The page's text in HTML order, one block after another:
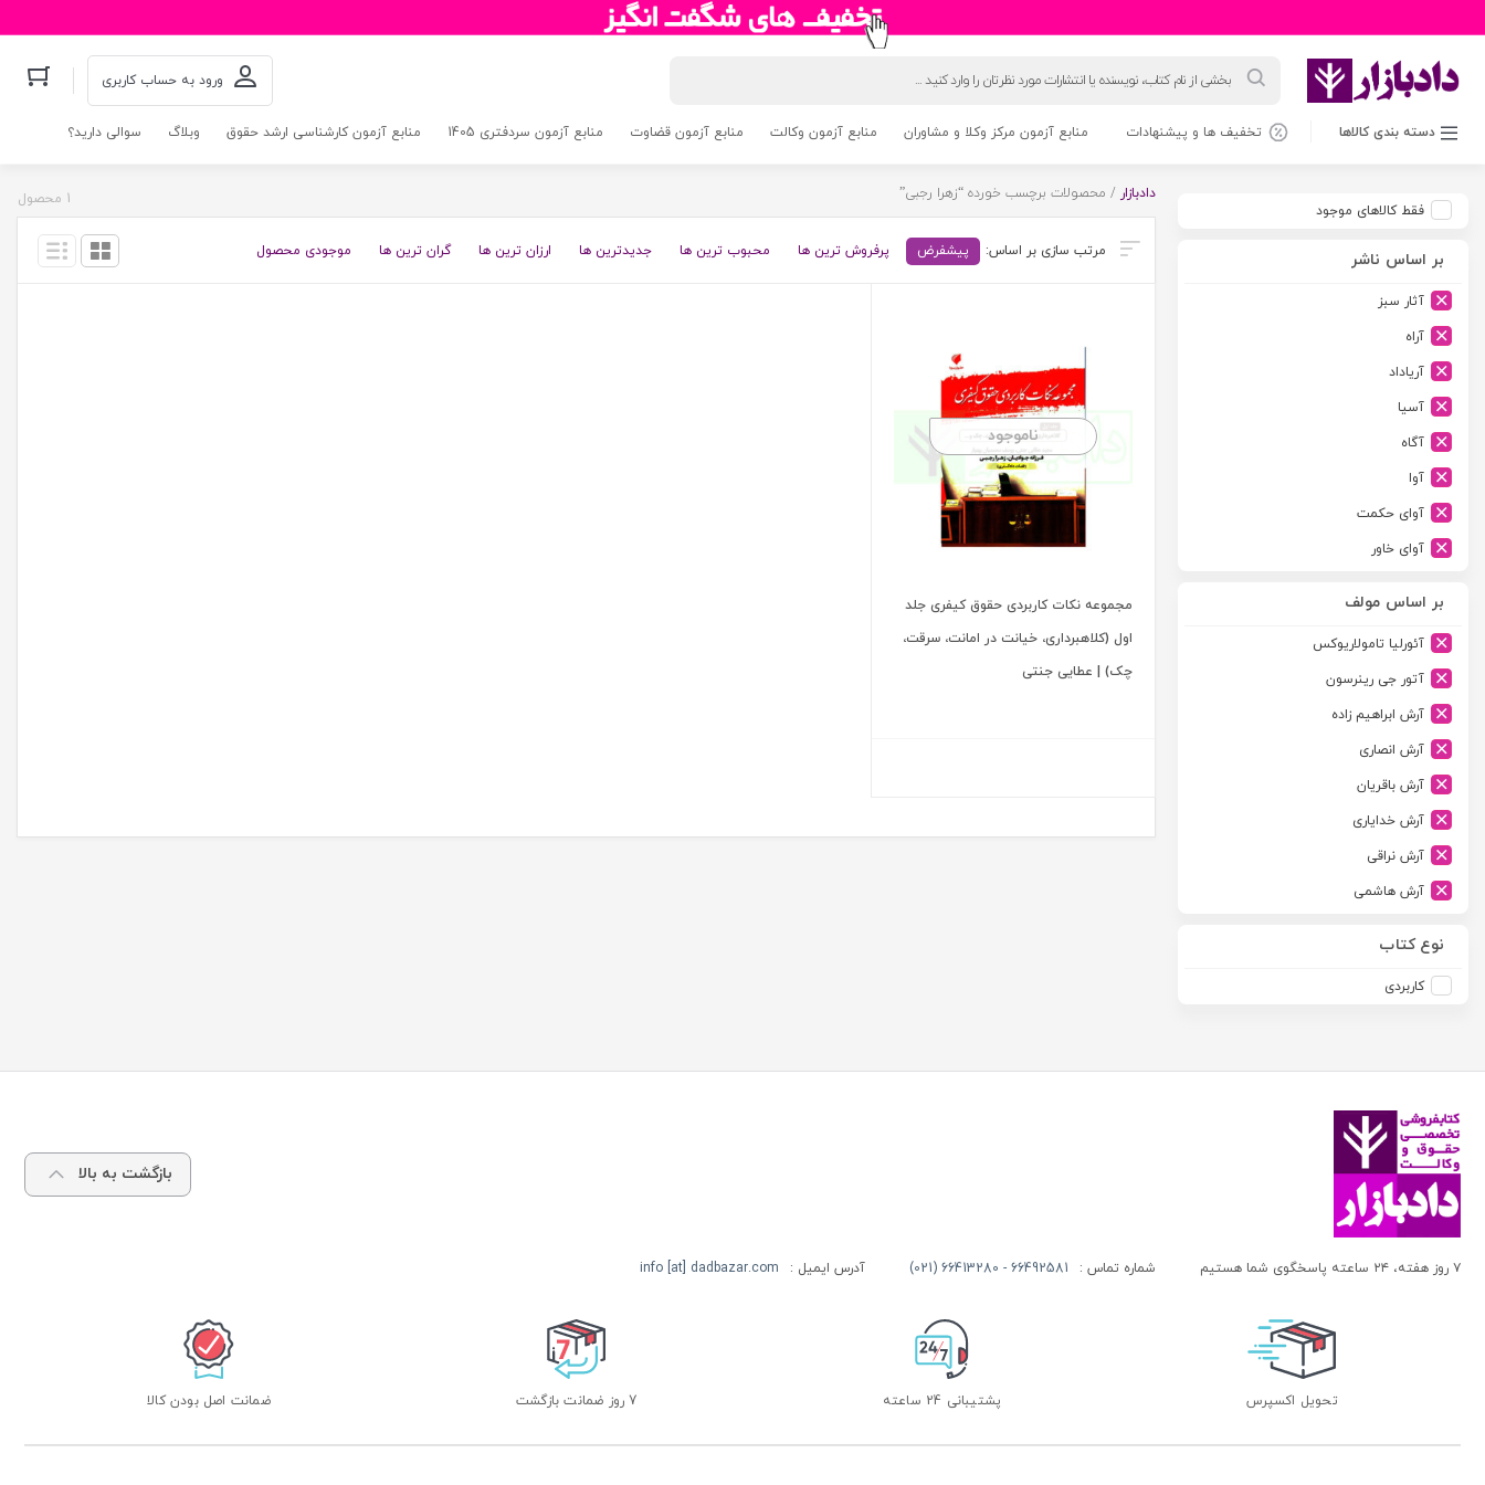
محصولات ورود به حساب کاربری
دسته بندی کالاها تخفیف ها و پیشنهادات منابع آزمون مرکز وکلا و مشاوران منابع آزمون وکالت منابع آزمون قضاوت منابع آزمون سردفتری 1405 منابع آزمون کارشناسی ارشد حقوق وبلاگ سوالی دارید؟
فقط کالاهای موجود
بر اساس ناشر
آثار سبز
آراه
آریاداد
آسیا
آگاه
آوا
آوای حکمت
آوای خاور
آیدین
ارجمند
ارسطو
ارشد
اسلامیه
اشکان
اطلاعات
امجد
امید انقلاب
اندیشه بیگی
اندیشه سبز نوین
اندیشه عصر
اندیشه های حقوقی
بر اساس مولف
آئورلیا تامولاریوکس
آتور جی رینرسون
آرش ابراهیم زاده
آرش انصاری
آرش باقریان
آرش خدایاری
آرش نراقی
آرش هاشمی
آزاده صادقی
آلبرت ون دایسی
آمنه باخدا
آمنه خدادادی
آنتونی آگوس
آندریاس کاکینیس
نوع کتاب
کاربردی
دادبازار / محصولات برچسب خورده “زهرا رجبی” 1 محصول
پیشفرض پرفروش ترین ها محبوب ترین ها جدیدترین ها ارزان ترین ها گران ترین ها موجودی محصول
ناموجود
مجموعه نکات کاربردی حقوق کیفری جلد
اول (کلاهبرداری، خیانت در امانت، سرقت،
چک) | عطایی جنتی
بازگشت به بالا
۷ روز هفته، ۲۴ ساعته پاسخگوی شما هستیم شماره تماس : 66492581 - 66413280 (021) آدرس ایمیل : info [at] dadbazar.com
تحویل اکسپرس پشتیبانی 24 ساعته 7 روز ضمانت بازگشت ضمانت اصل بودن کالا